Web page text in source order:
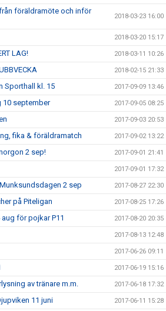
föräldramöte och inför
2018-03-23 16:00
2018-03-20 15:17
LAG! 2018-03-11 10:26
2018-02-15 21:33
Sporthall kl. 15 2017-09-09 13:46
10 september 2017-09-05 08:25
2017-09-03 20:53
fika & föräldramatch 2017-09-02 13:22
2 sep! 2017-09-01 21:41
2017-09-01 17:32
2 sep 2017-08-27 22:30
på Piteligan 2017-08-25 17:26
för pojkar P11 2017-08-20 20:35
2017-08-13 12:48
2017-06-26 09:11
2017-06-19 15:16
av tränare m.m. 2017-06-18 17:32
11 juni 2017-06-11 15:28